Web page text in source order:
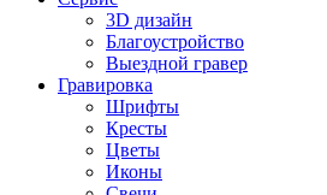
3D дизайн
Благоустройство
Выездной гравер
Гравировка
Шрифты
Кресты
Цветы
Иконы